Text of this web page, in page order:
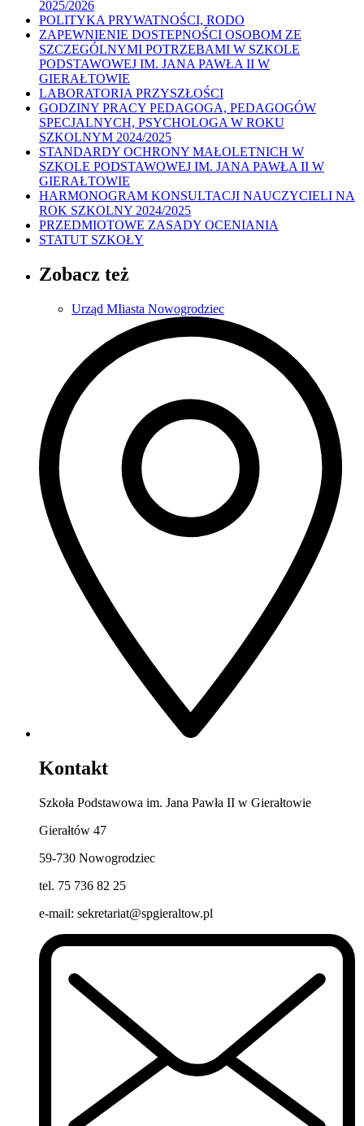
2025/2026
POLITYKA PRYWATNOŚCI, RODO
ZAPEWNIENIE DOSTEPNOŚCI OSOBOM ZE
SZCZEGÓLNYMI POTRZEBAMI W SZKOLE
PODSTAWOWEJ IM. JANA PAWŁA II W
GIERAŁTOWIE
LABORATORIA PRZYSZŁOŚCI
GODZINY PRACY PEDAGOGA, PEDAGOGÓW
SPECJALNYCH, PSYCHOLOGA W ROKU
SZKOLNYM 2024/2025
STANDARDY OCHRONY MAŁOLETNICH W
SZKOLE PODSTAWOWEJ IM. JANA PAWŁA II W
GIERAŁTOWIE
HARMONOGRAM KONSULTACJI NAUCZYCIELI NA
ROK SZKOLNY 2024/2025
PRZEDMIOTOWE ZASADY OCENIANIA
STATUT SZKOŁY
Zobacz też
Urząd MIiasta Nowogrodziec
Kontakt
Szkoła Podstawowa im. Jana Pawła II w Gierałtowie
Gierałtów 47
59-730 Nowogrodziec
tel. 75 736 82 25
e-mail: sekretariat@spgieraltow.pl